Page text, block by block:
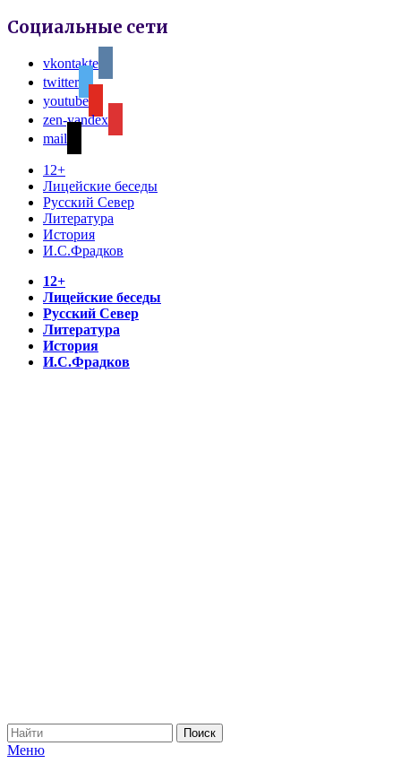
Социальные сети
vkontakte
twitter
youtube
zen-yandex
mail
12+
Лицейские беседы
Русский Север
Литература
История
И.С.Фрадков
12+
Лицейские беседы
Русский Север
Литература
История
И.С.Фрадков
Меню